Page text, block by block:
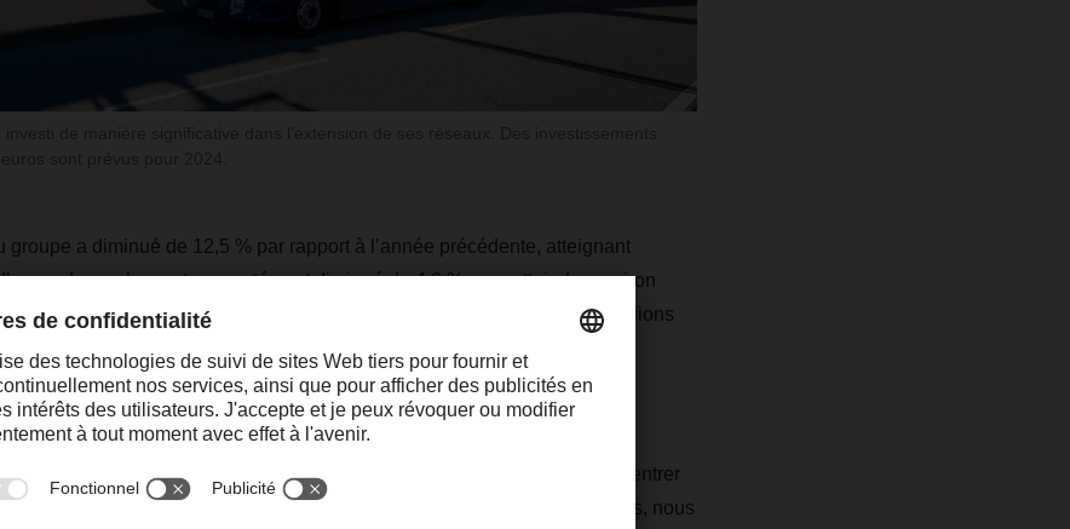
groupe a diminué de 12,5 % par rapport à l’année précédente, atteignant
Les volumes transportés ont diminué de 4,6 % pour atteindre environ
et le tonnage a quant à lui diminué de 6,5 % pour atteindre environ 40 millions
conjoncture mondiale faible et d’un marché exigeant, les chaînes
sont nettement détendues en 2023, ce qui nous a permis de nous concentrer
productivité, l’utilisation des capacités et la qualité. Dans un même temps, nous